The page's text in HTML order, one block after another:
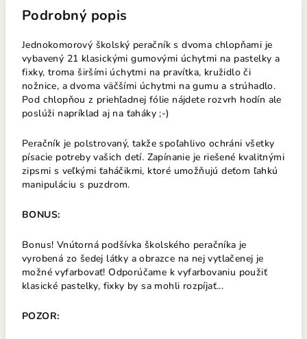
Podrobný popis
Jednokomorový školský peračník s dvoma chlopňami je
vybavený 21 klasickými gumovými úchytmi na pastelky a
fixky, troma širšími úchytmi na pravítka, kružidlo či
nožnice, a dvoma väčšími úchytmi na gumu a strúhadlo.
Pod chlopňou z priehľadnej fólie nájdete rozvrh hodín ale
poslúži napríklad aj na ťaháky ;-)
Peračník je polstrovaný, takže spoľahlivo ochráni všetky
písacie potreby vašich detí. Zapínanie je riešené kvalitnými
zipsmi s veľkými ťaháčikmi, ktoré umožňujú deťom ľahkú
manipuláciu s puzdrom.
BONUS:
Bonus! Vnútorná podšívka školského peračníka je
vyrobená zo šedej látky a obrazce na nej vytlačenej je
možné vyfarbovať! Odporúčame k vyfarbovaniu použiť
klasické pastelky, fixky by sa mohli rozpíjať...
POZOR: